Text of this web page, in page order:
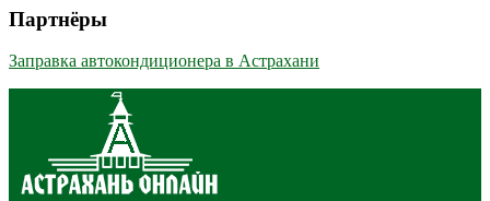
Партнёры
Заправка автокондиционера в Астрахани